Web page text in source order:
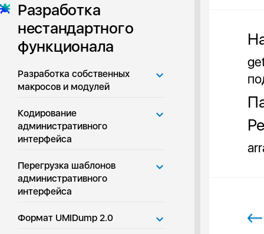
Разработка
нестандартного
функционала
Разработка собственных
макросов и модулей
Кодирование
административного
интерфейса
Перегрузка шаблонов
административного
интерфейса
Формат UMIDump 2.0